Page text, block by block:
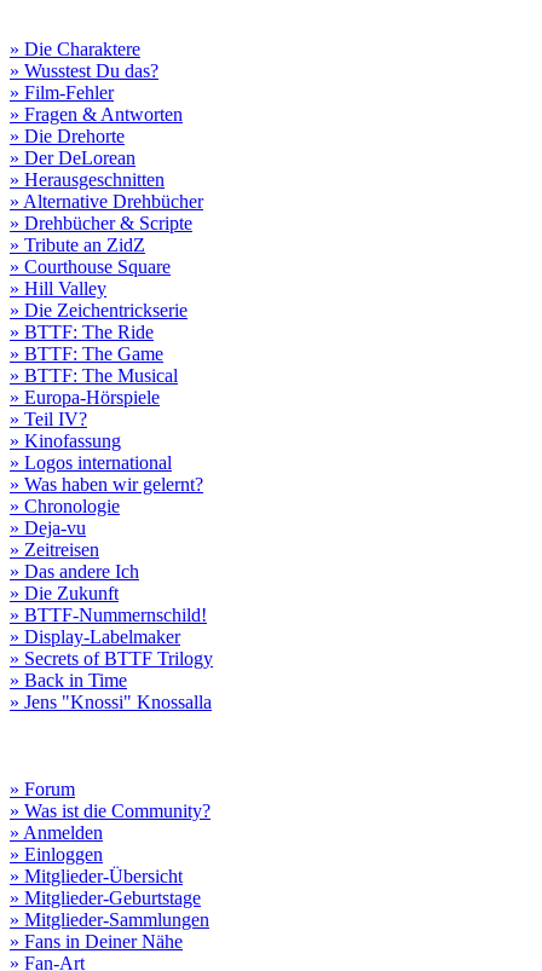
» Die Charaktere
» Wusstest Du das?
» Film-Fehler
» Fragen & Antworten
» Die Drehorte
» Der DeLorean
» Herausgeschnitten
» Alternative Drehbücher
» Drehbücher & Scripte
» Tribute an ZidZ
» Courthouse Square
» Hill Valley
» Die Zeichentrickserie
» BTTF: The Ride
» BTTF: The Game
» BTTF: The Musical
» Europa-Hörspiele
» Teil IV?
» Kinofassung
» Logos international
» Was haben wir gelernt?
» Chronologie
» Deja-vu
» Zeitreisen
» Das andere Ich
» Die Zukunft
» BTTF-Nummernschild!
» Display-Labelmaker
» Secrets of BTTF Trilogy
» Back in Time
» Jens "Knossi" Knossalla
» Forum
» Was ist die Community?
» Anmelden
» Einloggen
» Mitglieder-Übersicht
» Mitglieder-Geburtstage
» Mitglieder-Sammlungen
» Fans in Deiner Nähe
» Fan-Art